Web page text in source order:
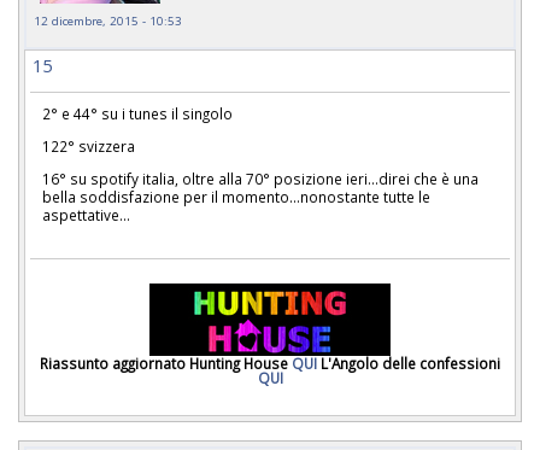
12 dicembre, 2015 - 10:53
15
2° e 44° su i tunes il singolo
122° svizzera
16° su spotify italia, oltre alla 70° posizione ieri...direi che è una
bella soddisfazione per il momento...nonostante tutte le
aspettative...
Riassunto aggiornato Hunting House QUI L'Angolo delle confessioni
QUI